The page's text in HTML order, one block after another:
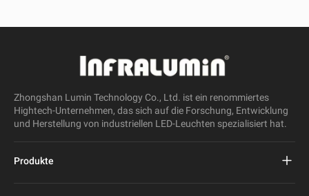
Zhongshan Lumin Technology Co., Ltd. ist ein renommiertes
Hightech-Unternehmen, das sich auf die Forschung, Entwicklung
und Herstellung von industriellen LED-Leuchten spezialisiert hat.
Produkte